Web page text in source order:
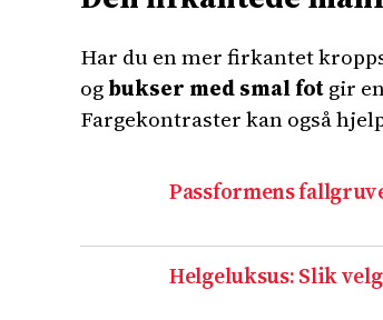
Har du en mer firkantet
ogbukser med smal fotgir
Fargekontraster kan også
Passformens
Helgeluksus: Slik